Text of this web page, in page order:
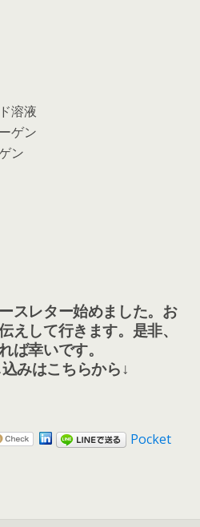
溶液
ゲン
ン
スレター始めました。お
えして行きます。是非、
ば幸いです。
みはこちらから↓
Pocket